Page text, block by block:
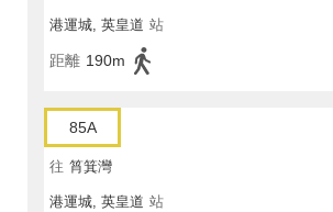
港運城, 英皇道 站
距離 190m
85A
往 筲箕灣
港運城, 英皇道 站